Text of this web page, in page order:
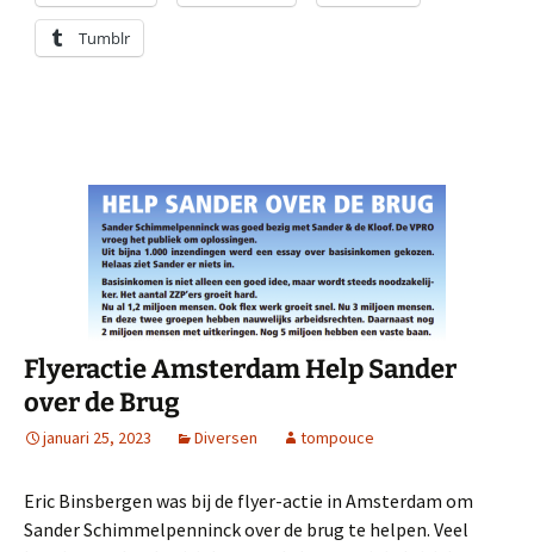
Tumblr
Flyeractie Amsterdam Help Sander
over de Brug
januari 25, 2023 Diversen tompouce
Eric Binsbergen was bij de flyer-actie in Amsterdam om
Sander Schimmelpenninck over de brug te helpen. Veel